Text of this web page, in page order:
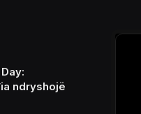
ndryshojë